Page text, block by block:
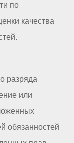
по
качества
разряда
или
обязанностей